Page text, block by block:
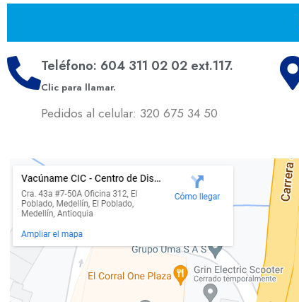
Teléfono: 604 311 02 02 ext.117.
Clic para llamar.
Pedidos al celular: 320 675 34 50